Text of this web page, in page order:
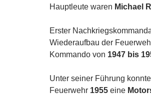
Hauptleute waren Michael
Erster
Wiederaufbau der
Kommando von 1947 bis
Unter seiner Führung
Feuerwehr 1955 eine